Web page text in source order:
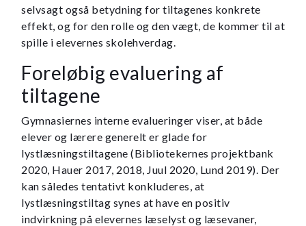
selvsagt også betydning for tiltagenes konkrete
effekt, og for den rolle og den vægt, de kommer til at
spille i elevernes skolehverdag.
Foreløbig evaluering af
tiltagene
Gymnasiernes interne evalueringer viser, at både
elever og lærere generelt er glade for
lystlæsningstiltagene (Bibliotekernes projektbank
2020, Hauer 2017, 2018, Juul 2020, Lund 2019). Der
kan således tentativt konkluderes, at
lystlæsningstiltag synes at have en positiv
indvirkning på elevernes læselyst og læsevaner,